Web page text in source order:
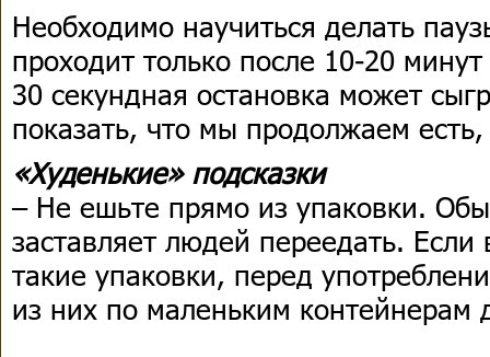
Необходимо научиться делать
проходит только после 10-20
30 секундная остановка может
показать, что мы продолжаем
«Худенькие» подсказки
– Не ешьте прямо из упаковки.
заставляет людей переедать.
такие упаковки, перед
из них по маленьким